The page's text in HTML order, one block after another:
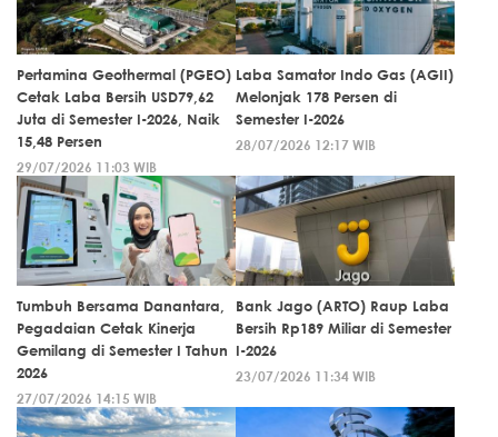
Pertamina Geothermal (PGEO)
Cetak Laba Bersih USD79,62
Juta di Semester I-2026, Naik
15,48 Persen
29/07/2026 11:03 WIB
Laba Samator Indo Gas (AGII)
Melonjak 178 Persen di
Semester I-2026
28/07/2026 12:17 WIB
Tumbuh Bersama Danantara,
Pegadaian Cetak Kinerja
Gemilang di Semester I Tahun
2026
27/07/2026 14:15 WIB
Bank Jago (ARTO) Raup Laba
Bersih Rp189 Miliar di Semester
I-2026
23/07/2026 11:34 WIB